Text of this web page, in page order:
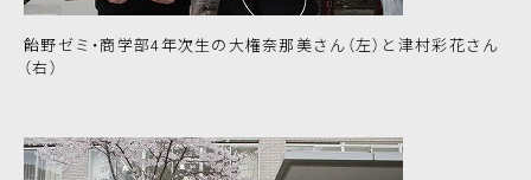
飴野ゼミ・商学部4年次生の大権奈那美さん（左）と津村彩花さん
（右）